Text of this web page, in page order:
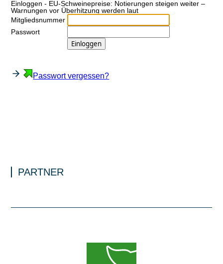
Ein­log­gen - EU-Schweinepreise: Notierungen steigen weiter –
Warnungen vor Überhitzung werden laut
Mitgliedsnummer
Passwort
Passwort vergessen?
PARTNER